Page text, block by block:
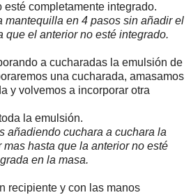
esté completamente integrado.
mantequilla en 4 pasos sin añadir el
que el anterior no esté integrado.
a cucharadas la emulsión de
una cucharada, amasamos
y volvemos a incorporar otra
la emulsión.
añadiendo cuchara a cuchara la
hasta que la anterior no esté
en la masa.
recipiente y con las manos